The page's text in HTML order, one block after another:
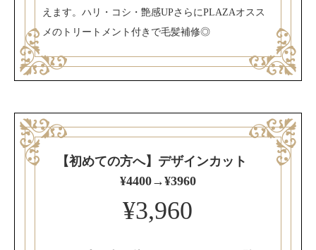
えます。ハリ・コシ・艶感UPさらにPLAZAオスス
メのトリートメント付きで毛髪補修◎
【初めての方へ】デザインカット
¥4400→¥3960
¥3,960